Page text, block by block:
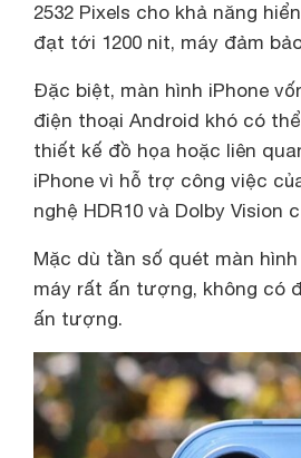
2532 Pixels cho khả năng
đạt tới 1200 nit, máy đảm
Đặc biệt, màn hình iPhone
điện thoại Android khó có
thiết kế đồ họa hoặc liên
iPhone vì hỗ trợ công việc
nghệ HDR10 và Dolby
Mặc dù tần số quét màn
máy rất ấn tượng, không có
ấn tượng.